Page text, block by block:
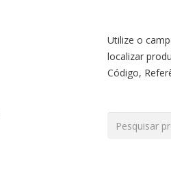
Utilize o
localizar
Código,